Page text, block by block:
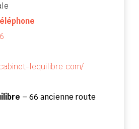
lequilibre.com/
– 66 ancienne route